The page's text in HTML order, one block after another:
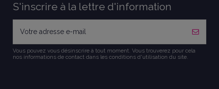
S'inscrire à la lettre d'information
Vous pouvez vous désinscrire à tout moment. Vous trouverez pour cela
nos informations de contact dans les conditions d'utilisation du site.